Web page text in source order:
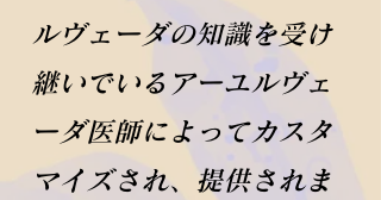
ルヴェーダの知識を受け
継いでいるアーユルヴェ
ーダ医師によってカスタ
マイズされ、提供されま